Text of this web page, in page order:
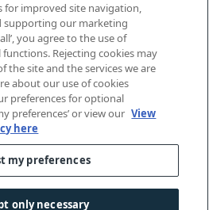
Todos los derechos reservados.
nosotros|
for improved site navigation,
supporting our marketing
you agree to the use of
Rejecting cookies may
the site and the services we are
about our use of cookies
preferences for optional
preferences’ or view our View
here
my preferences
only necessary